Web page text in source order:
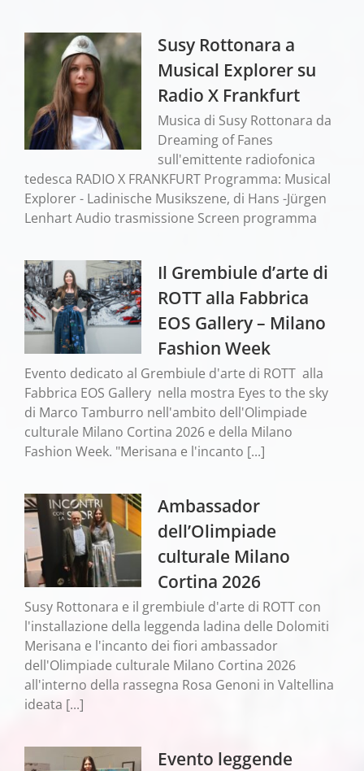
Susy Rottonara a
Musical Explorer su
Radio X Frankfurt
Musica di Susy Rottonara da
Dreaming of Fanes
sull'emittente radiofonica
tedesca RADIO X FRANKFURT Programma: Musical
Explorer - Ladinische Musikszene, di Hans -Jürgen
Lenhart Audio trasmissione Screen programma
Il Grembiule d’arte di
ROTT alla Fabbrica
EOS Gallery – Milano
Fashion Week
Evento dedicato al Grembiule d'arte di ROTT alla
Fabbrica EOS Gallery nella mostra Eyes to the sky
di Marco Tamburro nell'ambito dell'Olimpiade
culturale Milano Cortina 2026 e della Milano
Fashion Week. "Merisana e l'incanto [...]
Ambassador
dell’Olimpiade
culturale Milano
Cortina 2026
Susy Rottonara e il grembiule d'arte di ROTT con
l'installazione della leggenda ladina delle Dolomiti
Merisana e l'incanto dei fiori ambassador
dell'Olimpiade culturale Milano Cortina 2026
all'interno della rassegna Rosa Genoni in Valtellina
ideata [...]
Evento leggende